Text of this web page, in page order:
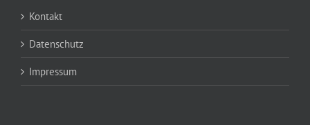
Kontakt
Datenschutz
Impressum